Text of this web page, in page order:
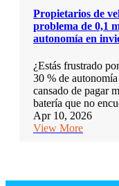
Propietarios de
problema de 0,1
autonomía en
¿Estás frustrado
30 % de
cansado de pagar
batería que no
Apr 10, 2026
View More